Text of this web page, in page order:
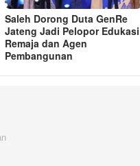
Saleh Dorong Duta GenRe
Jateng Jadi Pelopor Edukasi
Remaja dan Agen
Pembangunan